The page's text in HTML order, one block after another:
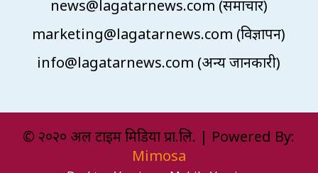
news@lagatarnews.com (समाचार)
marketing@lagatarnews.com (विज्ञापन)
info@lagatarnews.com (अन्य जानकारी)
© २०२० अल टाइम मिडिया प्रा.लि. | Powered By:
Mimosa